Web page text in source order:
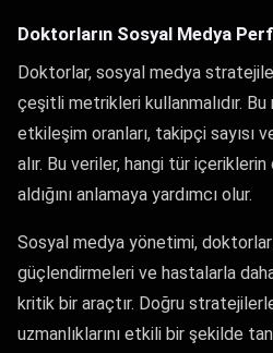
Doktorların Sosyal Medya
Doktorlar, sosyal medya
çeşitli metrikleri kullanmalıdır. Bu
etkileşim oranları, takipçi sayısı
alır. Bu veriler, hangi tür
aldığını anlamaya yardımcı olur.
Sosyal medya yönetimi,
güçlendirmeleri ve hastalarla
kritik bir araçtır. Doğru
uzmanlıklarını etkili bir şekilde